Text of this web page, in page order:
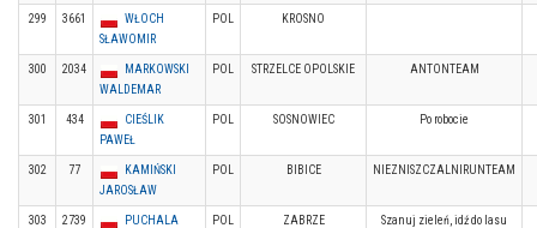
299 3661
WŁOCH
SŁAWOMIR
POL KROSNO
300 2034
MARKOWSKI
WALDEMAR
POL STRZELCE OPOLSKIE ANTONTEAM
301 434
CIEŚLIK
PAWEŁ
POL SOSNOWIEC Po robocie
302 77
KAMIŃSKI
JAROSŁAW
POL BIBICE NIEZNISZCZALNIRUNTEAM
303 2739
PUCHALA
POL ZABRZE Szanuj zieleń, idź do lasu